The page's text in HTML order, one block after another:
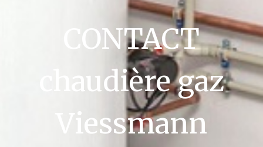
CONTACT
chaudière gaz
Viessmann